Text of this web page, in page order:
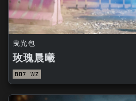
曳光包
玫瑰晨曦
BO7 WZ